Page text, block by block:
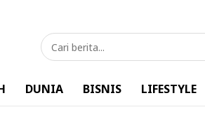
DUNIA BISNIS LIFESTYLE